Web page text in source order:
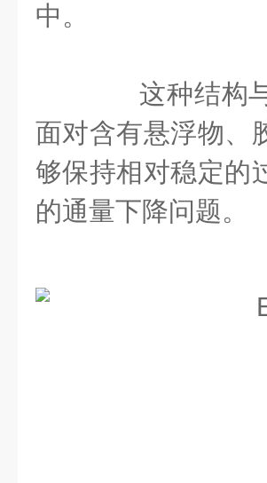
中。
这种结构与
面对含有悬浮物、
够保持相对稳定的
的通量下降问题。